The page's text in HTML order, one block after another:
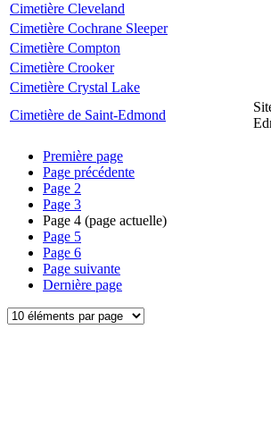
Cimetière Cleveland
Cimetière Cochrane Sleeper
Cimetière Compton
Cimetière Crooker
Cimetière Crystal Lake
Cimetière de Saint-Edmond
Première page
Page précédente
Page 2
Page 3
Page 4 (page actuelle)
Page 5
Page 6
Page suivante
Dernière page